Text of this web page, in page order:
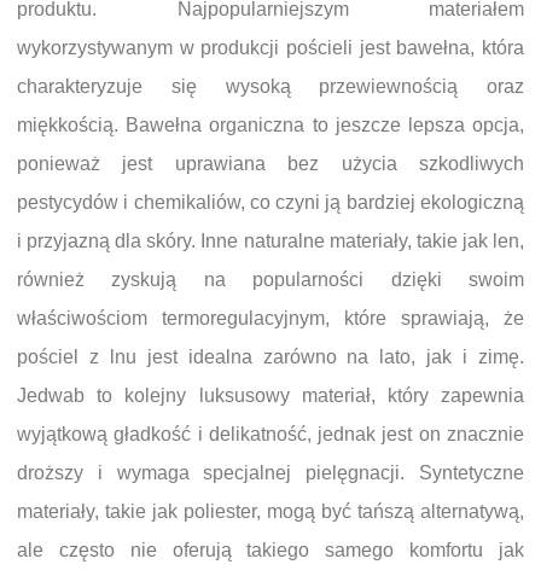
produktu. Najpopularniejszym materiałem
wykorzystywanym w produkcji pościeli jest bawełna, która
charakteryzuje się wysoką przewiewnością oraz
miękkością. Bawełna organiczna to jeszcze lepsza opcja,
ponieważ jest uprawiana bez użycia szkodliwych
pestycydów i chemikaliów, co czyni ją bardziej ekologiczną
i przyjazną dla skóry. Inne naturalne materiały, takie jak len,
również zyskują na popularności dzięki swoim
właściwościom termoregulacyjnym, które sprawiają, że
pościel z lnu jest idealna zarówno na lato, jak i zimę.
Jedwab to kolejny luksusowy materiał, który zapewnia
wyjątkową gładkość i delikatność, jednak jest on znacznie
droższy i wymaga specjalnej pielęgnacji. Syntetyczne
materiały, takie jak poliester, mogą być tańszą alternatywą,
ale często nie oferują takiego samego komfortu jak